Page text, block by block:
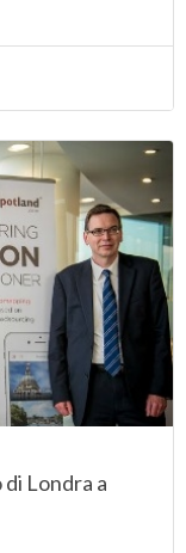
Londra a